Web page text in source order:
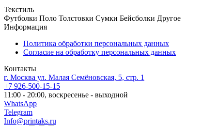
Текстиль
Футболки Поло Толстовки Сумки Бейсболки Другое
Информация
Политика обработки персональных данных
Согласие на обработку персональных данных
Контакты
г. Москва ул. Малая Семёновская, 5, стр. 1
+7 926-500-15-15
11:00 - 20:00, воскресенье - выходной
WhatsApp
Telegram
Info@printaks.ru